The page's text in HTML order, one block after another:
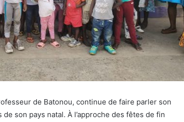
de Batonou, continue de faire parler son
son pays natal. À l’approche des fêtes de fin